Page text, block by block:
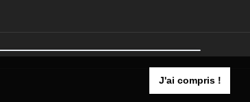
J'ai compris !